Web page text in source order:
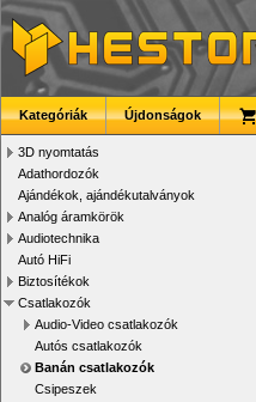
Kategóriák Újdonságok
3D nyomtatás
Adathordozók
Ajándékok, ajándékutalványok
Analóg áramkörök
Audiotechnika
Autó HiFi
Biztosítékok
Csatlakozók
Audio-Video csatlakozók
Autós csatlakozók
Banán csatlakozók
Csipeszek